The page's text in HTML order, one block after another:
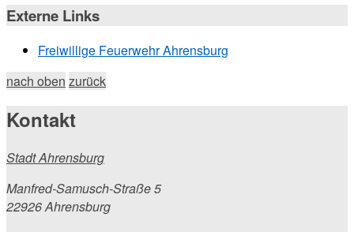
Externe Links
Freiwillige Feuerwehr Ahrensburg
nach oben zurück
Kontakt
Stadt Ahrensburg
Manfred-Samusch-Straße 5
22926 Ahrensburg